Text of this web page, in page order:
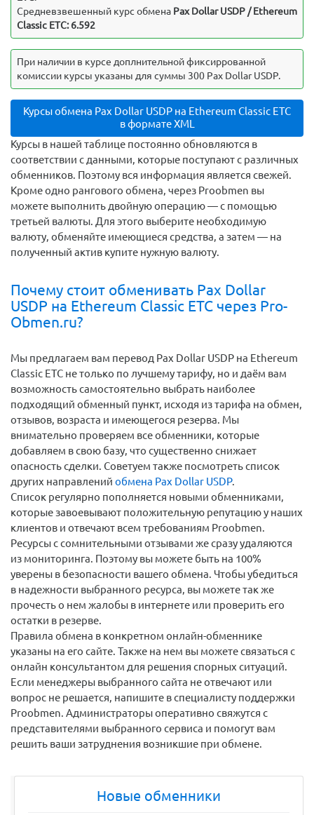
Средневзвешенный курс обмена Pax Dollar USDP / Ethereum
Classic ETC: 6.592
При наличии в курсе доплнительной фиксиррованной
комиссии курсы указаны для суммы 300 Pax Dollar USDP.
Курсы обмена Pax Dollar USDP на Ethereum Classic ETC
в формате XML
Курсы в нашей таблице постоянно обновляются в
соответствии с данными, которые поступают с различных
обменников. Поэтому вся информация является свежей.
Кроме одно рангового обмена, через Proobmen вы
можете выполнить двойную операцию — с помощью
третьей валюты. Для этого выберите необходимую
валюту, обменяйте имеющиеся средства, а затем — на
полученный актив купите нужную валюту.
Почему стоит обменивать Pax Dollar
USDP на Ethereum Classic ETC через Pro-
Obmen.ru?
Мы предлагаем вам перевод Pax Dollar USDP на Ethereum
Classic ETC не только по лучшему тарифу, но и даём вам
возможность самостоятельно выбрать наиболее
подходящий обменный пункт, исходя из тарифа на обмен,
отзывов, возраста и имеющегося резерва. Мы
внимательно проверяем все обменники, которые
добавляем в свою базу, что существенно снижает
опасность сделки. Советуем также посмотреть список
других направлений обмена Pax Dollar USDP.
Список регулярно пополняется новыми обменниками,
которые завоевывают положительную репутацию у наших
клиентов и отвечают всем требованиям Proobmen.
Ресурсы с сомнительными отзывами же сразу удаляются
из мониторинга. Поэтому вы можете быть на 100%
уверены в безопасности вашего обмена. Чтобы убедиться
в надежности выбранного ресурса, вы можете так же
прочесть о нем жалобы в интернете или проверить его
остатки в резерве.
Правила обмена в конкретном онлайн-обменнике
указаны на его сайте. Также на нем вы можете связаться с
онлайн консультантом для решения спорных ситуаций.
Если менеджеры выбранного сайта не отвечают или
вопрос не решается, напишите в специалисту поддержки
Proobmen. Администраторы оперативно свяжутся с
представителями выбранного сервиса и помогут вам
решить ваши затруднения возникшие при обмене.
Новые обменники